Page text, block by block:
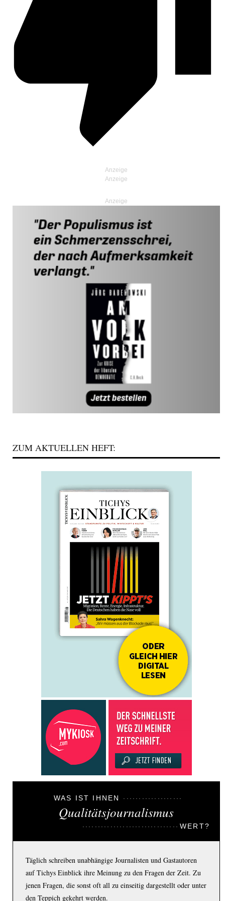
Anzeige
ZUM AKTUELLEN HEFT:
WAS IST IHNEN
Qualitätsjournalismus
WERT?
Täglich schreiben unabhängige Journalisten und Gastautoren
auf Tichys Einblick ihre Meinung zu den Fragen der Zeit. Zu
jenen Fragen, die sonst oft all zu einseitig dargestellt oder unter
den Teppich gekehrt werden.